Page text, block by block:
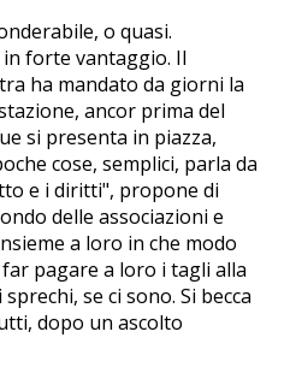
o quasi.
forte vantaggio. Il
ha mandato da giorni la
ancor prima del
si presenta in piazza,
cose, semplici, parla da
e i diritti", propone di
delle associazioni e
a loro in che modo
pagare a loro i tagli alla
se ci sono. Si becca
dopo un ascolto